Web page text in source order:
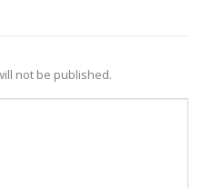
not be published.